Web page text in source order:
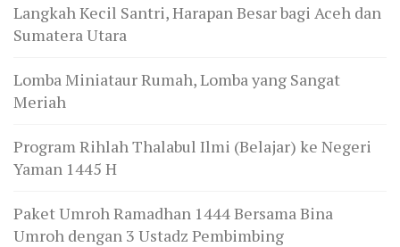
Langkah Kecil Santri, Harapan Besar bagi Aceh dan
Sumatera Utara
Lomba Miniataur Rumah, Lomba yang Sangat
Meriah
Program Rihlah Thalabul Ilmi (Belajar) ke Negeri
Yaman 1445 H
Paket Umroh Ramadhan 1444 Bersama Bina
Umroh dengan 3 Ustadz Pembimbing